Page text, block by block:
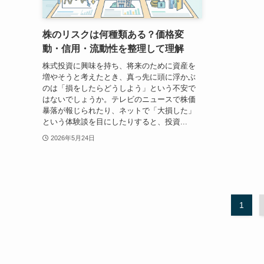
株のリスクは何種類ある？価格変
動・信用・流動性を整理して理解
株式投資に興味を持ち、将来のために資産を
増やそうと考えたとき、真っ先に頭に浮かぶ
のは「損をしたらどうしよう」という不安で
はないでしょうか。テレビのニュースで株価
暴落が報じられたり、ネットで「大損した」
という体験談を目にしたりすると、投資...
2026年5月24日
1